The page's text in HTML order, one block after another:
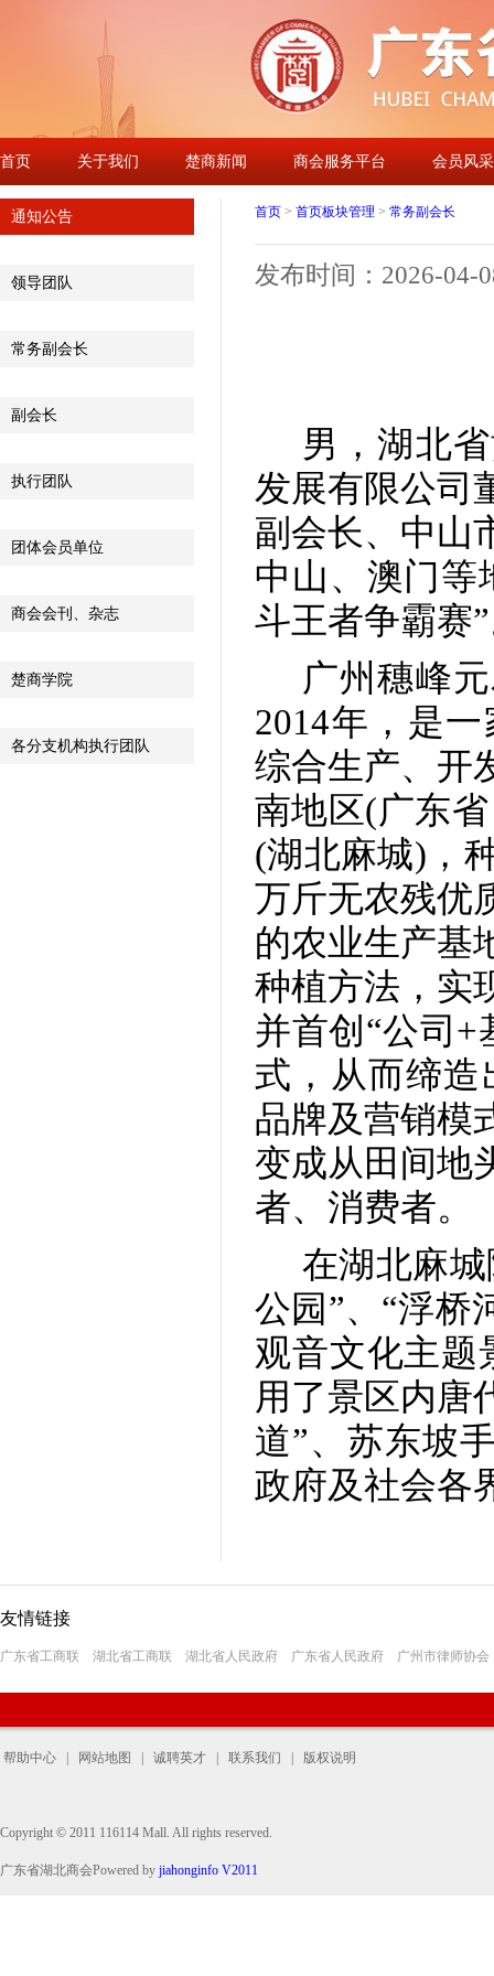
首页 关于我们 楚商新闻 商会服务平台 会员风采
通知公告
领导团队
常务副会长
副会长
执行团队
团体会员单位
商会会刊、杂志
楚商学院
各分支机构执行团队
首页 > 首页板块管理 > 常务副会长
发布时间：2026-04-
男，湖北
发展有限公司
副会长、中山
中山、澳门等
斗王者争霸赛
广州穗峰
2014年，是
综合生产、开
南地区(广东
(湖北麻城)，
万斤无农残优
的农业生产基
种植方法，实
并首创 “公司+
式，从而缔造
品牌及营销模
变成从田间地
者、消费者。
在湖北麻
公园 ”、 “浮桥
观音文化主题
用了景区内
道”、苏东坡
政府及社会各
友情链接
广东省工商联 湖北省工商联 湖北省人民政府 广东省人民政府 广州市律师协会
帮助中心 网站地图 诚聘英才 联系我们 版权说明
Copyright © 2011 116114 Mall. All rights reserved.
广东省湖北商会Powered by jiahonginfo V2011